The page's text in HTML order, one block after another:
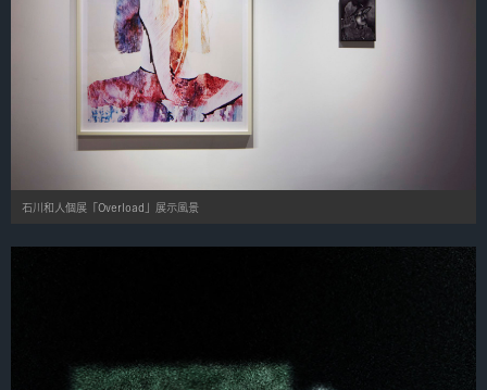
石川和人個展「Overload」展示風景